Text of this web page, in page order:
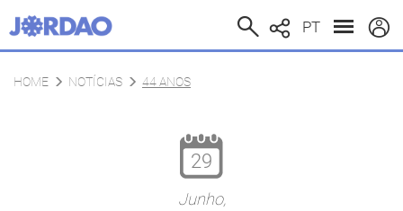
PT
HOME NOTÍCIAS 44 ANOS
29
Junho,